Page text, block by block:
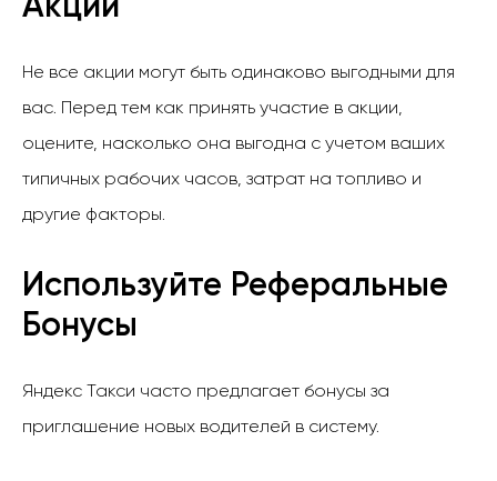
Не все акции могут быть одинаково выгодными для
вас. Перед тем как принять участие в акции,
оцените, насколько она выгодна с учетом ваших
типичных рабочих часов, затрат на топливо и
другие факторы.
Используйте Реферальные
Бонусы
Яндекс Такси часто предлагает бонусы за
приглашение новых водителей в систему.